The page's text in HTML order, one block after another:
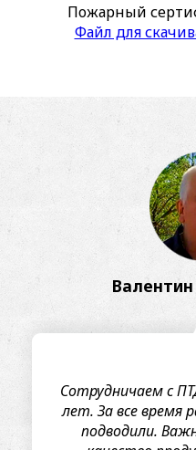
Пожарный
Файл для
Сотрудничаем с
лет. За все время
подводили.